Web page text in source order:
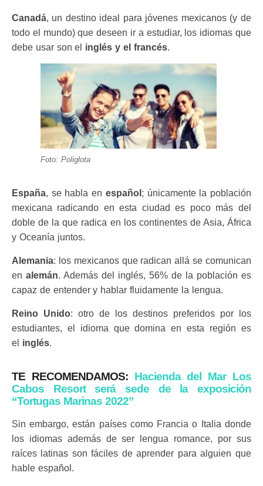
Canadá, un destino ideal para jóvenes mexicanos (y de
todo el mundo) que deseen ir a estudiar, los idiomas que
debe usar son el inglés y el francés.
Foto: Poliglota
España, se habla en español ; únicamente la población
mexicana radicando en esta ciudad es poco más del
doble de la que radica en los continentes de Asia, África
y Oceanía juntos.
Alemania: los mexicanos que radican allá se comunican
en alemán. Además del inglés, 56% de la población es
capaz de entender y hablar fluidamente la lengua.
Reino Unido: otro de los destinos preferidos por los
estudiantes, el idioma que domina en esta región es
el inglés.
TE RECOMENDAMOS: Hacienda del Mar Los
Cabos Resort será sede de la exposición
“Tortugas Marinas 2022”
Sin embargo, están países como Francia o Italia donde
los idiomas además de ser lengua romance, por sus
raíces latinas son fáciles de aprender para alguien que
hable español.